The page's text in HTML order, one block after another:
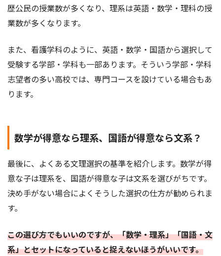
歴公民の授業数が多くなり、理系は英語・数学・理科の授
業数が多くなります。
また、看護学科のように、英語・数学・国語から選択して
受験する学部・学科も一部あります。そういう学部・学科
志望者の多い高校では、専門コースを設けている場合もあ
ります。
数学が得意なら理系、国語が得意なら文系？
最後に、よくある文理選択の基準を紹介します。数学が得
意な子は理系を、国語が得意な子は文系を選びがちです。
決め手がない場合によくそうした選択の仕方が勧められま
す。
この選び方でもいいのですが、「数学・理系」「国語・文
系」とセットになっていると捉えないほうがいいです。